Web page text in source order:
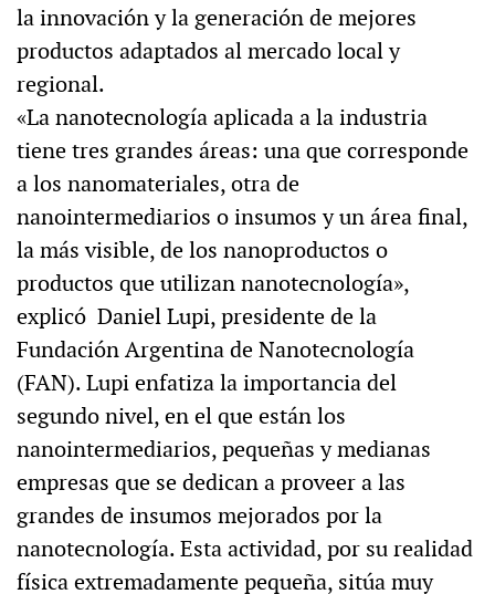
la innovación y la generación de mejores
productos adaptados al mercado local y
regional.
«La nanotecnología aplicada a la industria
tiene tres grandes áreas: una que corresponde
a los nanomateriales, otra de
nanointermediarios o insumos y un área final,
la más visible, de los nanoproductos o
productos que utilizan nanotecnología»,
explicó Daniel Lupi, presidente de la
Fundación Argentina de Nanotecnología
(FAN). Lupi enfatiza la importancia del
segundo nivel, en el que están los
nanointermediarios, pequeñas y medianas
empresas que se dedican a proveer a las
grandes de insumos mejorados por la
nanotecnología. Esta actividad, por su realidad
física extremadamente pequeña, sitúa muy